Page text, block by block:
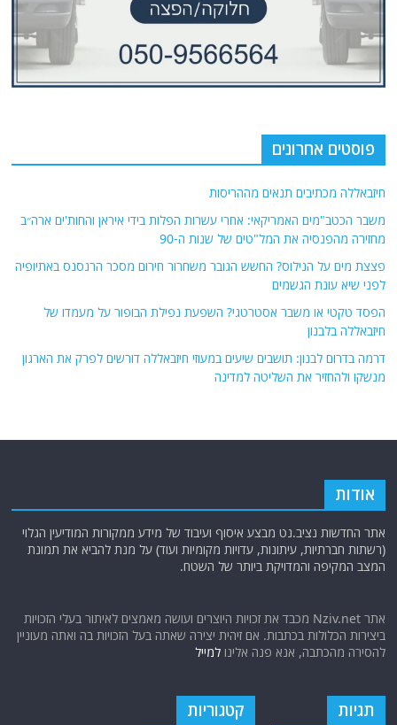
פוסטים אחרונים
חיזבאללה מכתיבים תנאים מההריסות
משבר הכטב"מים האמריקאי: אחרי עשרות הפלות בידי איראן והחות'ים ארה״ב
מחזירה מהפנסיה את המל"טים של שנות ה-90
פצצת מים על הנילוס? החשש הגובר משחרור חירום מסכר הרנסנס באתיופיה
לפני שיא עונת הגשמים
הפסד טקטי או משבר אסטרטגי? השפעת נפילת הבופור על מעמדו של
חיזבאללה בלבנון
דרמה בדרום לבנון: תושבים שיעים במעוזי חיזבאללה דורשים לפרק את הארגון
מנשקו ולהחזיר את השליטה למדינה
אודות
אתר החדשות נציב.נט מבצע איסוף ועיבוד של מידע ממקורות המודיעין הגלוי
(רשתות חברתיות, עיתונות, עדויות מקומיות ועוד) על מנת להביא את תמונת
המצב המקיפה והמדויקת ביותר של השטח.
אתר Nziv.net מכבד את זכויות היוצרים ועושה מאמצים לאיתור בעלי הזכויות
ביצירות הכלולות בכתבות. אם זיהית יצירה שאתה בעל הזכויות בה ואתה מעוניין
להסירה מהכתבה, אנא פנה אלינולמייל
תגיות קטגוריות